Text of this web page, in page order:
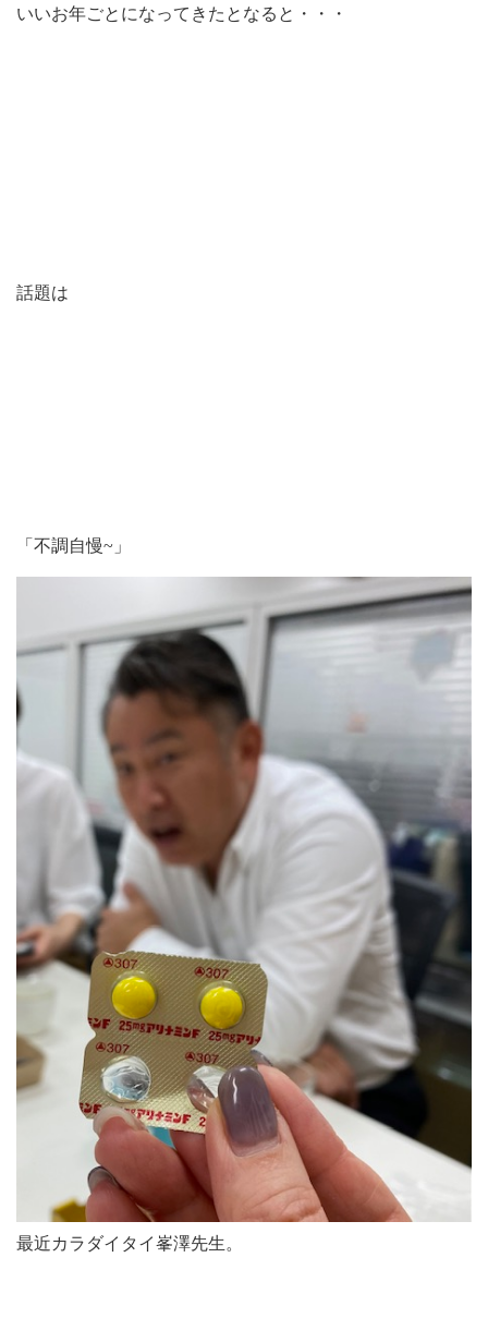
いいお年ごとになってきたとなると・・・
話題は
「不調自慢~」
最近カラダイタイ峯澤先生。